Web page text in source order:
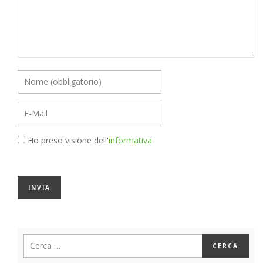
Ho preso visione dell'informativa